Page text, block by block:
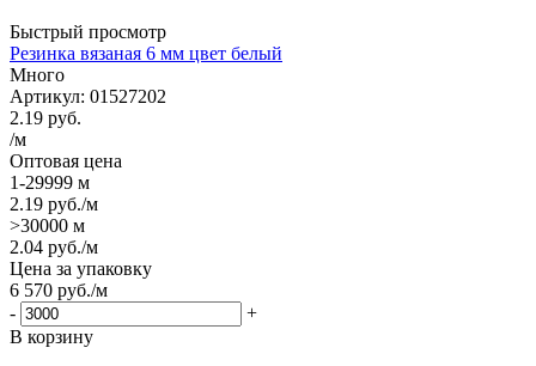
Быстрый просмотр
Резинка вязаная 6 мм цвет белый
Много
Артикул: 01527202
2.19 руб.
/м
Оптовая цена
1-29999 м
2.19 руб./м
>30000 м
2.04 руб./м
Цена за упаковку
6 570 руб./м
-
+
В корзину